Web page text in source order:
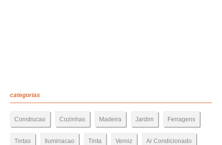
categorias
Construcao Cozinhas Madeira Jardim Ferragens
Tintas Iluminacao Tinta Verniz Ar Condicionado